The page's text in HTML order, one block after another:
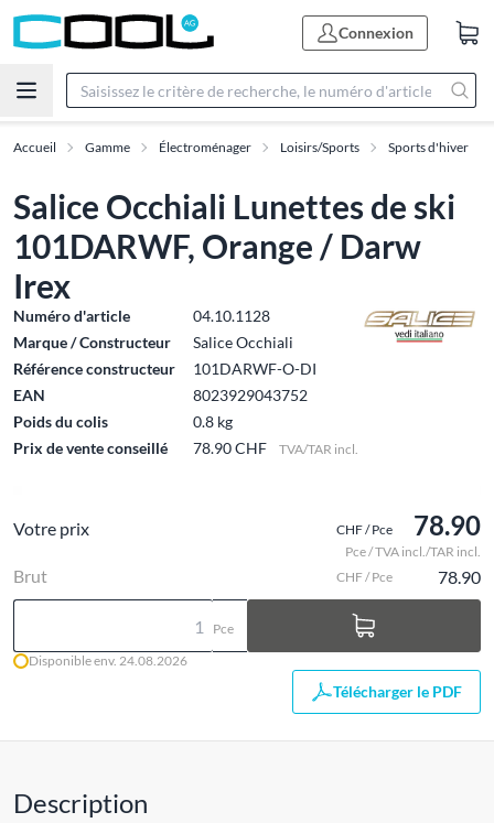
Connexion
Accueil Gamme Électroménager Loisirs/Sports Sports d'hiver
Salice Occhiali Lunettes de ski
101DARWF, Orange / Darw
Irex
Numéro d'article
04.10.1128
Marque / Constructeur
Salice Occhiali
Référence constructeur
101DARWF-O-DI
EAN
8023929043752
Poids du colis
0.8 kg
Prix de vente conseillé
78.90 CHF TVA/TAR incl.
Votre prix CHF / Pce 78.90
Pce / TVA incl./TAR incl.
Brut CHF / Pce 78.90
Pce
Disponible env. 24.08.2026
Télécharger le PDF
Description